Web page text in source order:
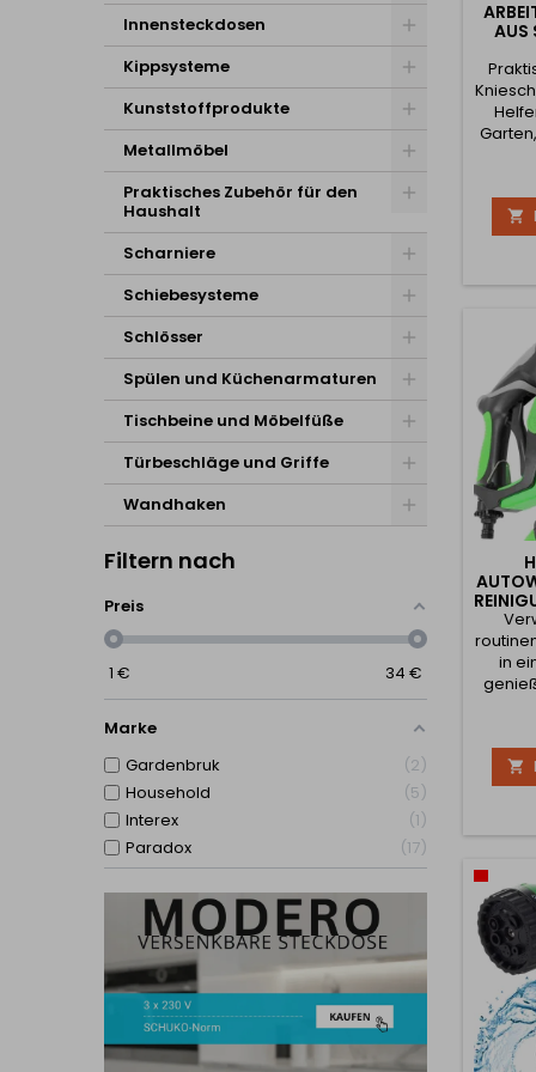
Innensteckdosen
Kippsysteme
Kunststoffprodukte
Metallmöbel
Praktisches Zubehör für den
Haushalt
Scharniere
Schiebesysteme
Schlösser
Spülen und Küchenarmaturen
Tischbeine und Möbelfüße
Türbeschläge und Griffe
Wandhaken
Filtern nach
Preis
1 € 34 €
Marke
Gardenbruk
2
Household
5
Interex
1
Paradox
17
AUS

in
Geld
nicht
eine
